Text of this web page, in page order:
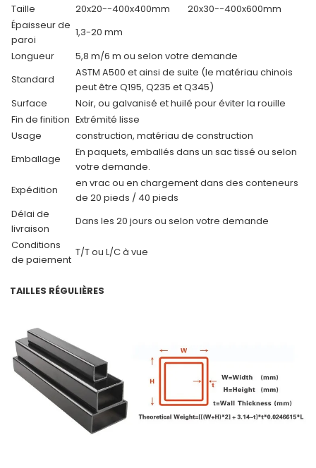
Taille
20x20--400x400mm
20x30--400x600mm
Épaisseur de
paroi
1,3-20 mm
Longueur
5,8 m/6 m ou selon votre demande
Standard
ASTM A500 et ainsi de suite (le matériau chinois
peut être Q195, Q235 et Q345)
Surface
Noir, ou galvanisé et huilé pour éviter la rouille
Fin de finition Extrémité lisse
Usage
construction, matériau de construction
Emballage
En paquets, emballés dans un sac tissé ou selon
votre demande.
Expédition
en vrac ou en chargement dans des conteneurs
de 20 pieds / 40 pieds
Délai de
livraison
Dans les 20 jours ou selon votre demande
Conditions
de paiement
T/T ou L/C à vue
TAILLES RÉGULIÈRES